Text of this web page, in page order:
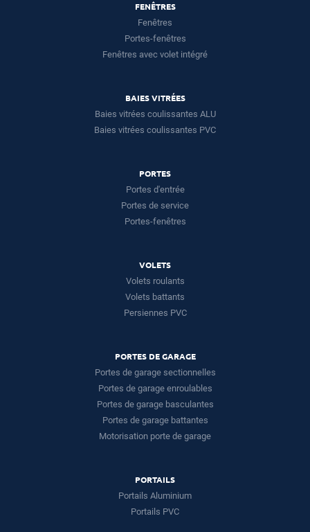
FENÊTRES
Fenêtres
Portes-fenêtres
Fenêtres avec volet intégré
BAIES VITRÉES
Baies vitrées coulissantes ALU
Baies vitrées coulissantes PVC
PORTES
Portes d'entrée
Portes de service
Portes-fenêtres
VOLETS
Volets roulants
Volets battants
Persiennes PVC
PORTES DE GARAGE
Portes de garage sectionnelles
Portes de garage enroulables
Portes de garage basculantes
Portes de garage battantes
Motorisation porte de garage
PORTAILS
Portails Aluminium
Portails PVC